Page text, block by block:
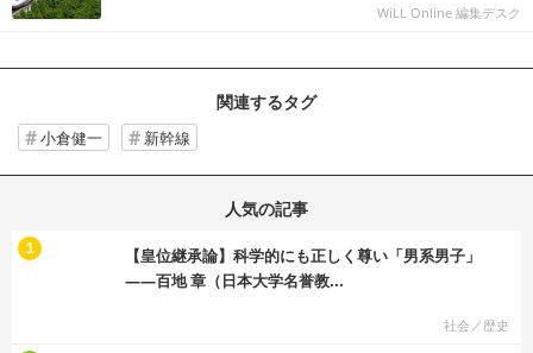
WiLL Online 編集デスク
関連するタグ
小倉健一 新幹線
人気の記事
【皇位継承論】科学的にも正しく尊い「男系男子」
――百地 章（日本大学名誉教...
社会／歴史
1